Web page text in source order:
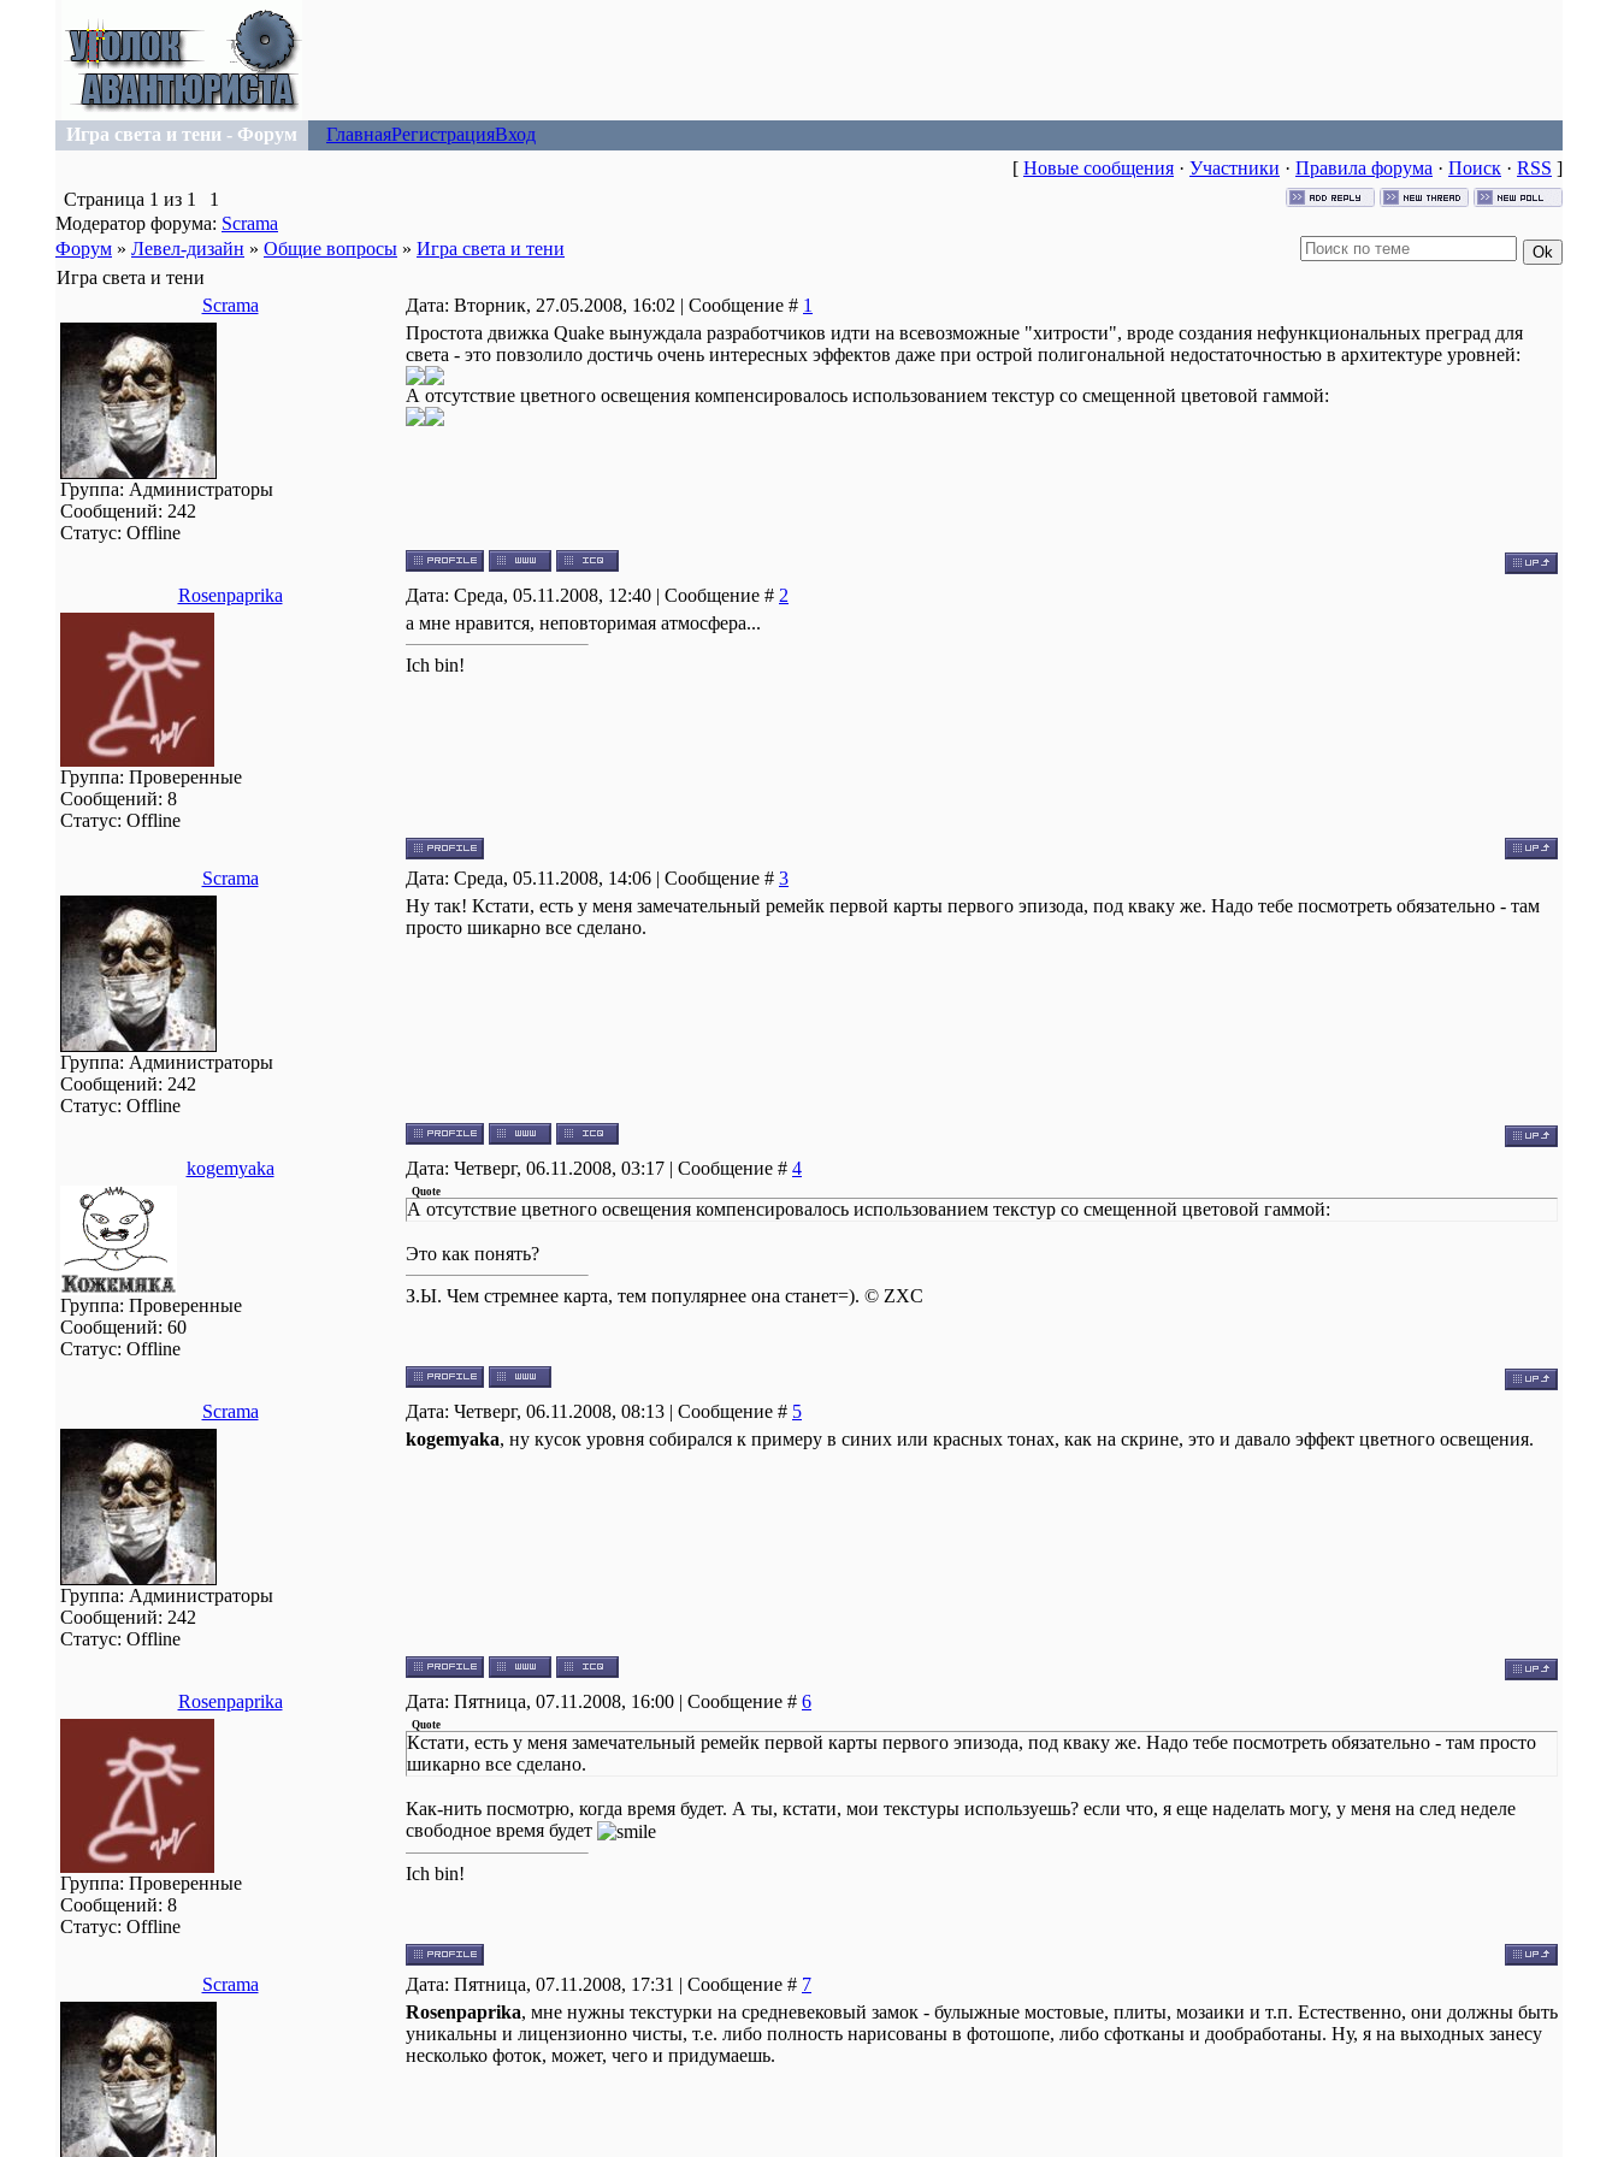
Игра света и тени - Форум ГлавнаяРегистрацияВход
[ Новые сообщения · Участники · Правила форума · Поиск · RSS ]
Страница 1 из 1
1
Модератор форума: Scrama
Форум » Левел-дизайн » Общие вопросы » Игра света и тени
Игра света и тени
Scrama
Дата: Вторник, 27.05.2008, 16:02 | Сообщение # 1
Группа: Администраторы
Сообщений: 242
Статус: Offline
Простота движка Quake вынуждала разработчиков идти на всевозможные "хитрости", вроде создания нефункциональных преград для
света - это повзолило достичь очень интересных эффектов даже при острой полигональной недостаточностью в архитектуре уровней:
А отсутствие цветного освещения компенсировалось использованием текстур со смещенной цветовой гаммой:
Rosenpaprika Дата: Среда, 05.11.2008, 12:40 | Сообщение # 2
Группа: Проверенные
Сообщений: 8
Статус: Offline
а мне нравится, неповторимая атмосфера...
Ich bin!
Scrama Дата: Среда, 05.11.2008, 14:06 | Сообщение # 3
Группа: Администраторы
Сообщений: 242
Статус: Offline
Ну так! Кстати, есть у меня замечательный ремейк первой карты первого эпизода, под кваку же. Надо тебе посмотреть обязательно - там
просто шикарно все сделано.
kogemyaka Дата: Четверг, 06.11.2008, 03:17 | Сообщение # 4
Группа: Проверенные
Сообщений: 60
Статус: Offline
Quote
А отсутствие цветного освещения компенсировалось использованием текстур со смещенной цветовой гаммой:
Это как понять?
З.Ы. Чем стремнее карта, тем популярнее она станет=). © ZXC
Scrama Дата: Четверг, 06.11.2008, 08:13 | Сообщение # 5
Группа: Администраторы
Сообщений: 242
Статус: Offline
kogemyaka, ну кусок уровня собирался к примеру в синих или красных тонах, как на скрине, это и давало эффект цветного освещения.
Rosenpaprika Дата: Пятница, 07.11.2008, 16:00 | Сообщение # 6
Группа: Проверенные
Сообщений: 8
Статус: Offline
Quote
Кстати, есть у меня замечательный ремейк первой карты первого эпизода, под кваку же. Надо тебе посмотреть обязательно - там просто
шикарно все сделано.
Как-нить посмотрю, когда время будет. А ты, кстати, мои текстуры используешь? если что, я еще наделать могу, у меня на след неделе
свободное время будет
Ich bin!
Scrama Дата: Пятница, 07.11.2008, 17:31 | Сообщение # 7
Rosenpaprika, мне нужны текстурки на средневековый замок - булыжные мостовые, плиты, мозаики и т.п. Естественно, они должны быть
уникальны и лицензионно чисты, т.е. либо полность нарисованы в фотошопе, либо сфотканы и дообработаны. Ну, я на выходных занесу
несколько фоток, может, чего и придумаешь.